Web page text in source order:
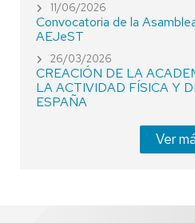
11/06/2026
Convocatoria de la
AEJeST
26/03/2026
CREACIÓN DE LA
LA ACTIVIDAD FÍSICA Y
ESPAÑA
Ver